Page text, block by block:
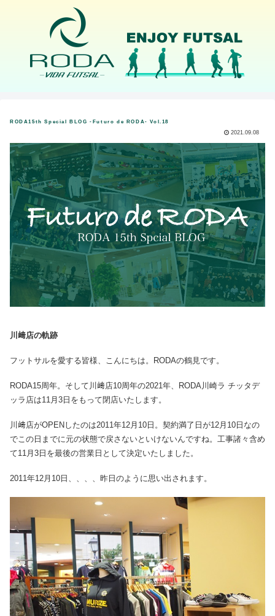
RODA15th Special BLOG -Futuro de RODA- Vol.18
2021.09.08
川﨑店の軌跡
フットサルを愛する皆様、こんにちは。RODAの鶴見です。
RODA15周年。そして川﨑店10周年の2021年、RODA川崎ラ チッタデ
ッラ店は11月3日をもって閉店いたします。
川﨑店がOPENしたのは2011年12月10日。契約満了日が12月10日なの
でこの日までに元の状態で戻さないといけないんですね。工事諸々含め
て11月3日を最後の営業日として決定いたしました。
2011年12月10日、、、、昨日のように思い出されます。